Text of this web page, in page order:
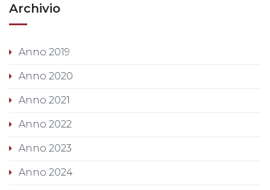
Archivio
Anno 2019
Anno 2020
Anno 2021
Anno 2022
Anno 2023
Anno 2024